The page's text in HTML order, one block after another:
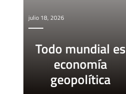
julio 18, 2026
Todo mundial es
economía
geopolítica